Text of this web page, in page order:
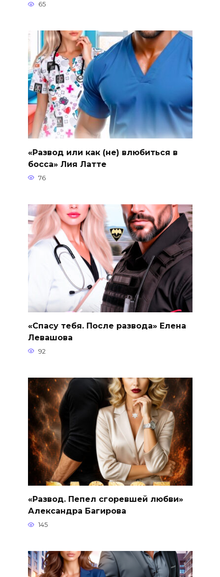
65
«Развод или как (не) влюбиться в
босса» Лия Латте
76
«Спасу тебя. После развода» Елена
Левашова
92
«Развод. Пепел сгоревшей любви»
Александра Багирова
145